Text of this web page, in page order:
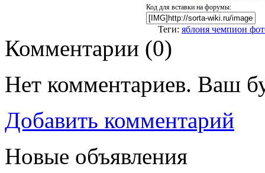
Код для вставки на форумы:
Теги: яблоня чемпион
Комментарии (0)
Нет комментариев. Ваш
Добавить комментарий
Новые объявления